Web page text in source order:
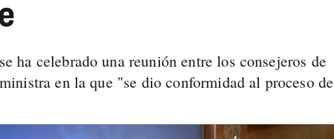
ha celebrado una reunión entre los consejeros de
en la que "se dio conformidad al proceso de